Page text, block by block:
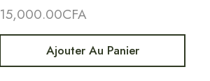
15,000.00CFA
Ajouter Au Panier